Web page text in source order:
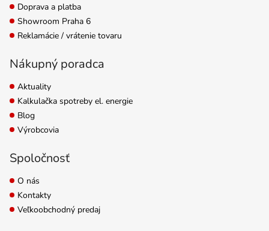
Doprava a platba
Showroom Praha 6
Reklamácie / vrátenie tovaru
Nákupný poradca
Aktuality
Kalkulačka spotreby el. energie
Blog
Výrobcovia
Spoločnosť
O nás
Kontakty
Veľkoobchodný predaj